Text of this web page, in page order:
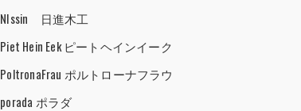
NIssin 日進木工
Piet Hein Eek ピートヘインイーク
PoltronaFrau ポルトローナフラウ
porada ポラダ